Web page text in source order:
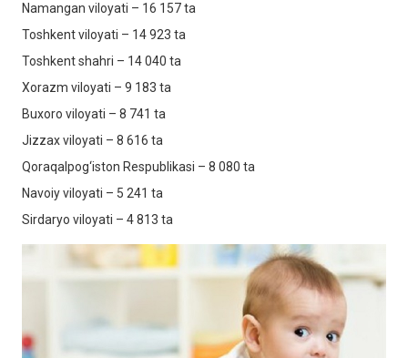
Namangan viloyati – 16 157 ta
Toshkent viloyati – 14 923 ta
Toshkent shahri – 14 040 ta
Xorazm viloyati – 9 183 ta
Buxoro viloyati – 8 741 ta
Jizzax viloyati – 8 616 ta
Qoraqalpog‘iston Respublikasi – 8 080 ta
Navoiy viloyati – 5 241 ta
Sirdaryo viloyati – 4 813 ta